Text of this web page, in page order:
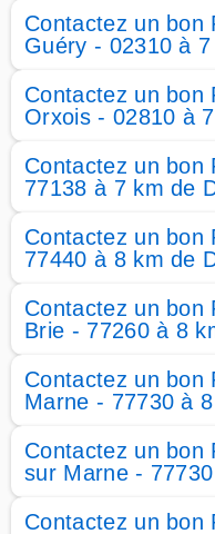
Contactez un bon
Guéry - 02310 à
Contactez un bon
Orxois - 02810 à
Contactez un bon
77138 à 7 km de
Contactez un bon
77440 à 8 km de
Contactez un bon
Brie - 77260 à 8
Contactez un bon
Marne - 77730 à
Contactez un bon
sur Marne -
Contactez un bon